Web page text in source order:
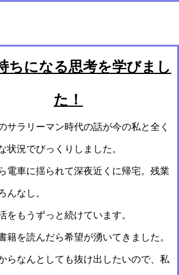
ちになる思考を学びまし
た！
サラリーマン時代の話が今の私と全く
状況でびっくりしました。
電車に揺られて深夜近くに帰宅。残業
んなし。
をもうずっと続けています。
籍を読んだら希望が湧いてきました。
らなんとしても抜け出したいので、私